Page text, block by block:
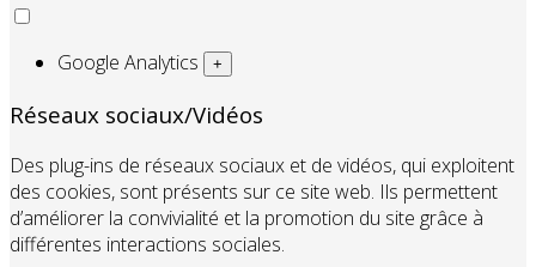
Google Analytics +
Réseaux sociaux/Vidéos
Des plug-ins de réseaux sociaux et de vidéos, qui exploitent
des cookies, sont présents sur ce site web. Ils permettent
d’améliorer la convivialité et la promotion du site grâce à
différentes interactions sociales.